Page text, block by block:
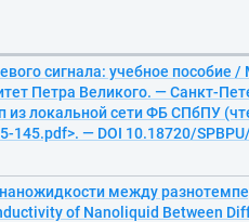
сигнала: учебное пособие
Петра Великого. — Санкт-
из локальной сети ФБ СПбПУ
— DOI 10.18720/
между
of Nanoliquid Between